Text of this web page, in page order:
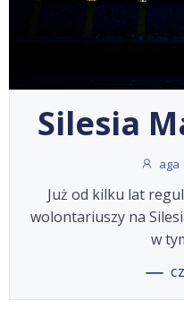
Silesia
aga
Już od kilku lat
wolontariuszy na
w